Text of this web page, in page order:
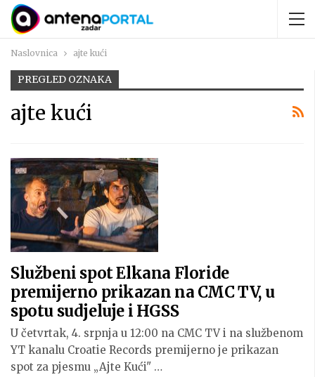
Naslovnica ajte kući
PREGLED OZNAKA
ajte kući
Službeni spot Elkana Floride
premijerno prikazan na CMC TV, u
spotu sudjeluje i HGSS
U četvrtak, 4. srpnja u 12:00 na CMC TV i na službenom
YT kanalu Croatie Records premijerno je prikazan
spot za pjesmu „Ajte Kući" …